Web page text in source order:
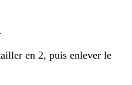
en 2, puis enlever le